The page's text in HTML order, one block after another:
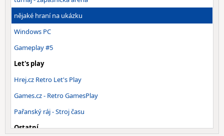
nějaké hraní na ukázku
Windows PC
Gameplay #5
Let's play
Hrej.cz Retro Let's Play
Games.cz - Retro GamesPlay
Pařanský ráj - Stroj času
Ostatní